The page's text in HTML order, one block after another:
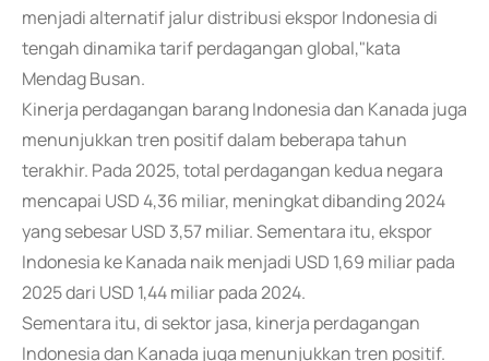
menjadi alternatif jalur distribusi ekspor Indonesia di
tengah dinamika tarif perdagangan global,"kata
Mendag Busan.
Kinerja perdagangan barang Indonesia dan Kanada juga
menunjukkan tren positif dalam beberapa tahun
terakhir. Pada 2025, total perdagangan kedua negara
mencapai USD 4,36 miliar, meningkat dibanding 2024
yang sebesar USD 3,57 miliar. Sementara itu, ekspor
Indonesia ke Kanada naik menjadi USD 1,69 miliar pada
2025 dari USD 1,44 miliar pada 2024.
Sementara itu, di sektor jasa, kinerja perdagangan
Indonesia dan Kanada juga menunjukkan tren positif.